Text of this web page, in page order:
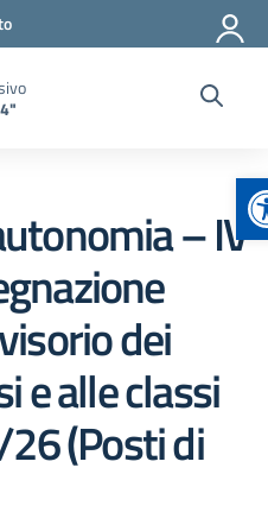
– IV
dei
e alle classi
26 (Posti di